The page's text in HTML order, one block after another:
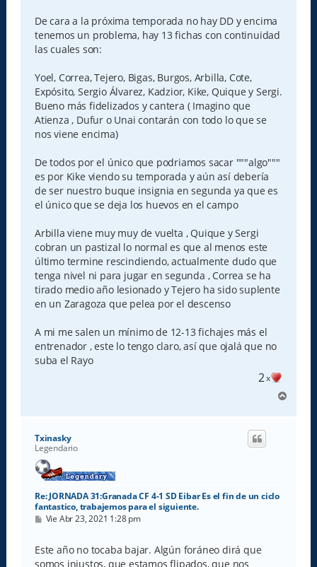
De cara a la próxima temporada no hay DD y encima
tenemos un problema, hay 13 fichas con continuidad
las cuales son:
Yoel, Correa, Tejero, Bigas, Burgos, Arbilla, Cote,
Expósito, Sergio Álvarez, Kadzior, Kike, Quique y Sergi.
Bueno más fidelizados y cantera ( Imagino que
Atienza , Dufur o Unai contarán con todo lo que se
nos viene encima)
De todos por el único que podriamos sacar """algo"""
es por Kike viendo su temporada y aún así debería
de ser nuestro buque insignia en segunda ya que es
el único que se deja los huevos en el campo
Arbilla viene muy muy de vuelta , Quique y Sergi
cobran un pastizal lo normal es que al menos este
último termine rescindiendo, actualmente dudo que
tenga nivel ni para jugar en segunda , Correa se ha
tirado medio año lesionado y Tejero ha sido suplente
en un Zaragoza que pelea por el descenso
A mi me salen un mínimo de 12-13 fichajes más el
entrenador , este lo tengo claro, así que ojalá que no
suba el Rayo
2x
r
Txinasky
Legendario
Re: JORNADA 31:Granada CF 4-1 SD Eibar Es el fin de un ciclo
fantastico, trabajemos para el siguiente.
M
s
a
Vie Abr 23, 2021 1:28 pm
Este año no tocaba bajar. Algún foráneo dirá que
somos injustos, que estamos flipados, que nos